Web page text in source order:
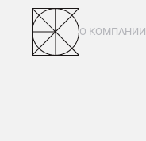
123 О КОМПАНИИ